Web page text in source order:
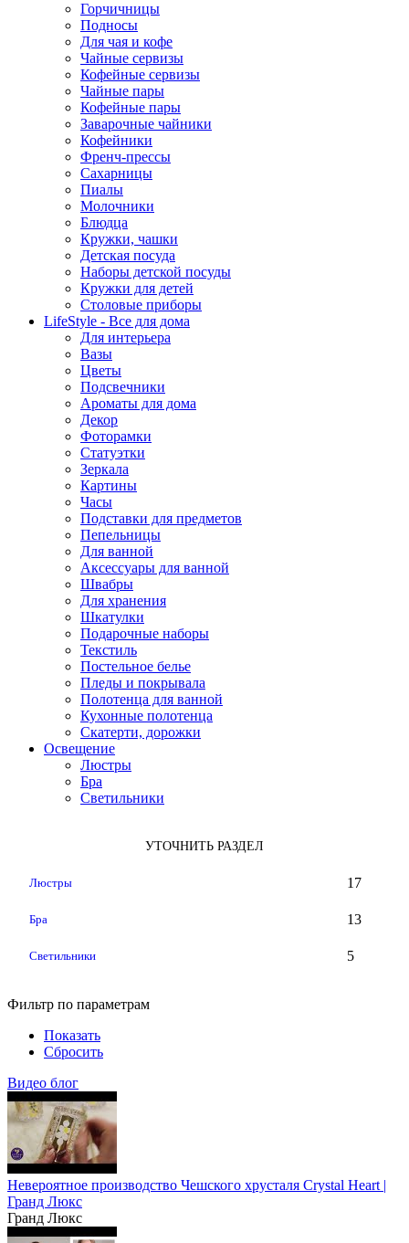
Горчичницы
Подносы
Для чая и кофе
Чайные сервизы
Кофейные сервизы
Чайные пары
Кофейные пары
Заварочные чайники
Кофейники
Френч-прессы
Сахарницы
Пиалы
Молочники
Блюдца
Кружки, чашки
Детская посуда
Наборы детской посуды
Кружки для детей
Столовые приборы
LifeStyle - Все для дома
Для интерьера
Вазы
Цветы
Подсвечники
Ароматы для дома
Декор
Фоторамки
Статуэтки
Зеркала
Картины
Часы
Подставки для предметов
Пепельницы
Для ванной
Аксессуары для ванной
Швабры
Для хранения
Шкатулки
Подарочные наборы
Текстиль
Постельное белье
Пледы и покрывала
Полотенца для ванной
Кухонные полотенца
Скатерти, дорожки
Освещение
Люстры
Бра
Светильники
УТОЧНИТЬ РАЗДЕЛ
Люстры 17
Бра 13
Светильники 5
Фильтр по параметрам
Показать
Сбросить
Видео блог
Невероятное производство Чешского хрусталя Crystal Heart |
Гранд Люкс
Гранд Люкс